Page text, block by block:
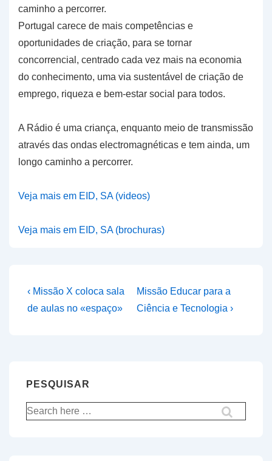
caminho a percorrer.
Portugal carece de mais competências e
oportunidades de criação, para se tornar
concorrencial, centrado cada vez mais na economia
do conhecimento, uma via sustentável de criação de
emprego, riqueza e bem-estar social para todos.
A Rádio é uma criança, enquanto meio de transmissão
através das ondas electromagnéticas e tem ainda, um
longo caminho a percorrer.
Veja mais em EID, SA (videos)
Veja mais em EID, SA (brochuras)
Navegação
de
Previous
Post
‹ Missão X coloca sala
de aulas no «espaço»
Next
Post
Missão Educar para a
Ciência e Tecnologia ›
PESQUISAR
Pesquisar
por: